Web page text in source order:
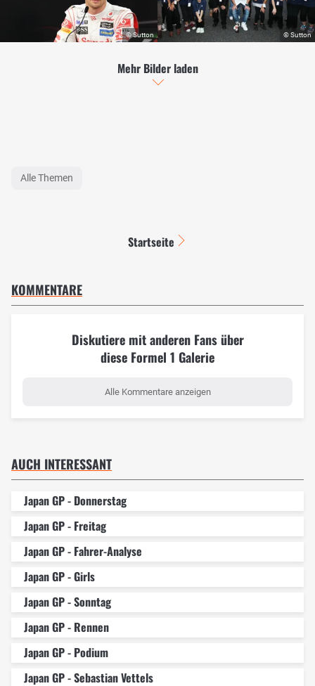
Mehr Bilder laden
Alle Themen
Startseite
KOMMENTARE
Diskutiere mit anderen Fans über
diese Formel 1 Galerie
Alle Kommentare anzeigen
AUCH INTERESSANT
Japan GP - Donnerstag
Japan GP - Freitag
Japan GP - Fahrer-Analyse
Japan GP - Girls
Japan GP - Sonntag
Japan GP - Rennen
Japan GP - Podium
Japan GP - Sebastian Vettels